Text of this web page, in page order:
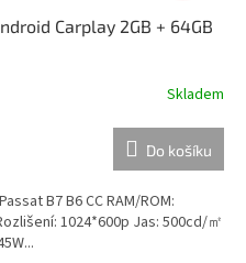
Carplay 2GB + 64GB
Skladem
Do košíku
B7 B6 CC RAM/ROM:
1024*600p Jas: 500cd/㎡